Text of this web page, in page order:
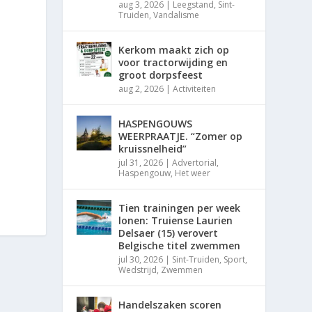
aug 3, 2026 | Leegstand, Sint-
Truiden,Vandalisme
Kerkom maakt zich op
voor tractorwijding en
groot dorpsfeest
aug 2, 2026 |Activiteiten
HASPENGOUWS
WEERPRAATJE. “Zomer op
kruissnelheid”
jul 31, 2026 |Advertorial,
Haspengouw, Het weer
Tien trainingen per week
lonen: Truiense Laurien
Delsaer (15) verovert
Belgische titel zwemmen
jul 30, 2026 | Sint-Truiden, Sport,
Wedstrijd, Zwemmen
Handelszaken scoren